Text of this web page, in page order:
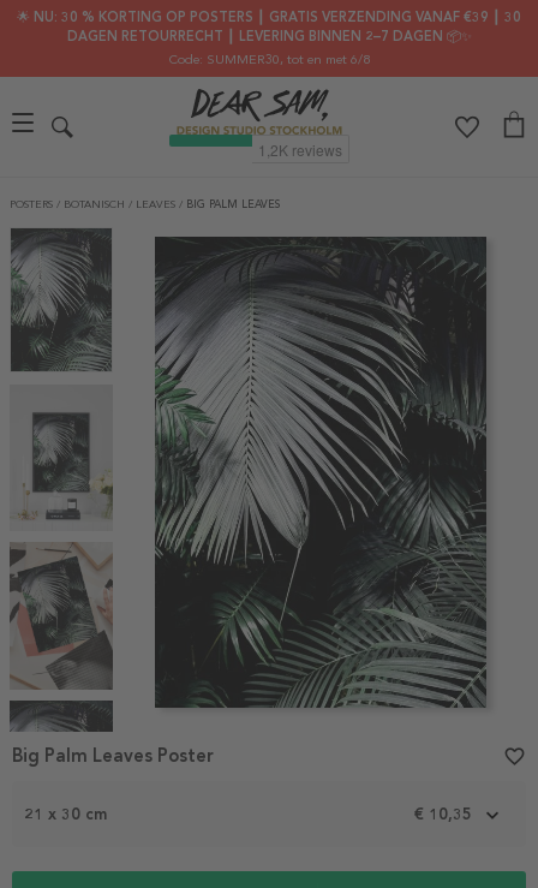
🌟 NU: 30 % KORTING OP POSTERS ┃ GRATIS VERZENDING VANAF €39 ┃ 30
DAGEN RETOURRECHT ┃ LEVERING BINNEN 2–7 DAGEN 📦✨
Code: SUMMER30, tot en met 6/8
POSTERS / BOTANISCH / LEAVES / BIG PALM LEAVES
Item
1
21 x 30 cm € 10,35
Big Palm Leaves Poster favorite_border